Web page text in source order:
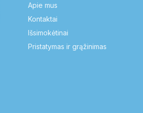
Apie mus
Kontaktai
Išsimokėtinai
Pristatymas ir grąžinimas